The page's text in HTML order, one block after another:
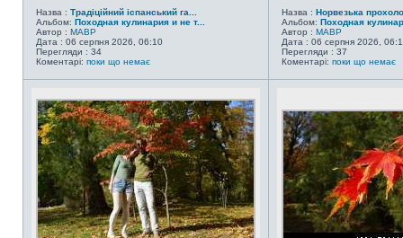
Назва : Традіційний іспанський га...
Альбом: Походная кулинария и не т...
Автор : MABP
Дата : 06 серпня 2026, 06:10
Перегляди : 34
Коментарі: поки що немає
Назва : Норвезька
Альбом: Походная
Автор : MABP
Дата : 06 серпня 2026,
Перегляди : 37
Коментарі: поки що немає